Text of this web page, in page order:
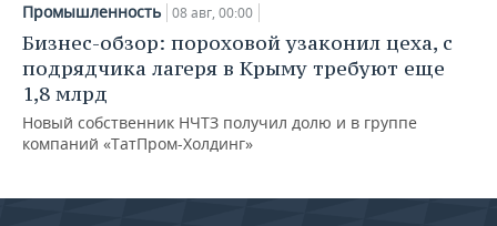
Промышленность 08 авг, 00:00
Бизнес-обзор: пороховой узаконил цеха, с
подрядчика лагеря в Крыму требуют еще
1,8 млрд
Новый собственник НЧТЗ получил долю и в группе
компаний «ТатПром-Холдинг»